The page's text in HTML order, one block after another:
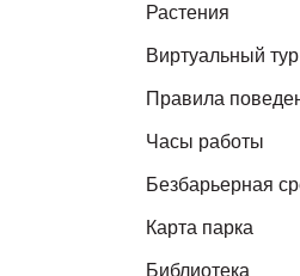
Растения
Виртуальный тур
Правила
Часы работы
Безбарьерная
Карта парка
Библиотека